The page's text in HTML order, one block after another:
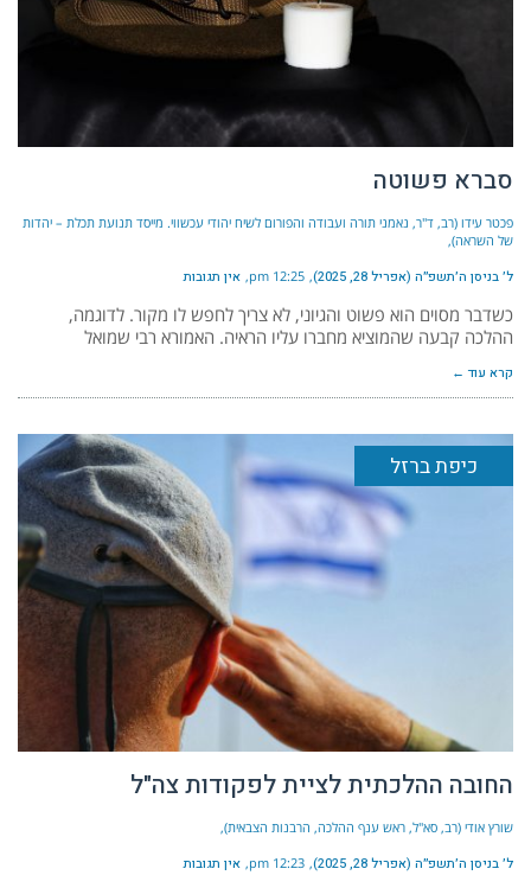
סברא פשוטה
פכטר עידו (רב, ד"ר, נאמני תורה ועבודה והפורום לשיח יהודי עכשווי. מייסד תנועת תכלת – יהדות
של השראה)
ל׳ בניסן ה׳תשפ״ה (אפריל 28, 2025) 12:25 pm אין תגובות
כשדבר מסוים הוא פשוט והגיוני, לא צריך לחפש לו מקור. לדוגמה,
ההלכה קבעה שהמוציא מחברו עליו הראיה. האמורא רבי שמואל
קרא עוד ←
כיפת ברזל
החובה ההלכתית לציית לפקודות צה"ל
שורץ אודי (רב, סא"ל, ראש ענף ההלכה, הרבנות הצבאית)
ל׳ בניסן ה׳תשפ״ה (אפריל 28, 2025) 12:23 pm אין תגובות